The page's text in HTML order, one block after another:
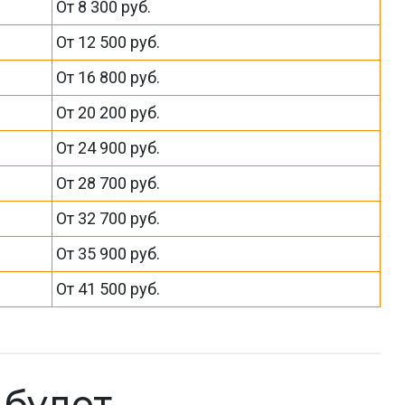
От 8 300 руб.
От 12 500 руб.
От 16 800 руб.
От 20 200 руб.
От 24 900 руб.
От 28 700 руб.
От 32 700 руб.
От 35 900 руб.
От 41 500 руб.